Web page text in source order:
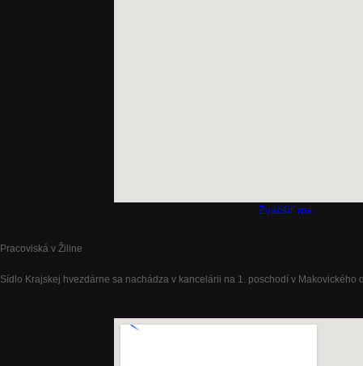
Zväčšiť ma
Pracoviská v Žiline
Sídlo Krajskej hvezdárne sa nachádza v kancelárii na 1. poschodí v Makovického